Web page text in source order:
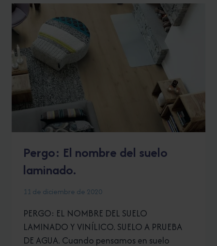
APUESTA
POR
SANEAMIENTOS
EN
PORCELÁNICO
IMITACIÓN
MÁRMOL
CALACATTA
(BLANCO
ITALIANO)
Y
MARQUINA
(NEGRO
Pergo: El nombre del suelo
laminado.
11 de diciembre de 2020
PERGO: EL NOMBRE DEL SUELO
LAMINADO Y VINÍLICO. SUELO A PRUEBA
DE AGUA. Cuando pensamos en suelo